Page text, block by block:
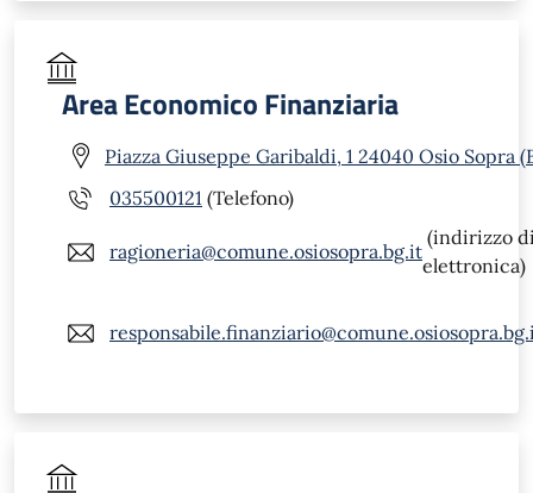
Area Economico Finanziaria
Piazza Giuseppe Garibaldi, 1 24040 Osio Sopra
035500121 (Telefono)
ragioneria@comune.osiosopra.bg.it
(indirizzo
elettronica)